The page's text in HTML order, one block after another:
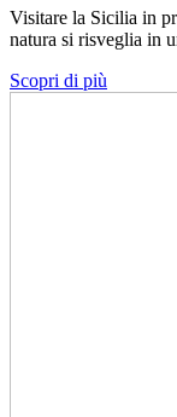
Visitare la Sicilia in
natura si risveglia in
Scopri di più